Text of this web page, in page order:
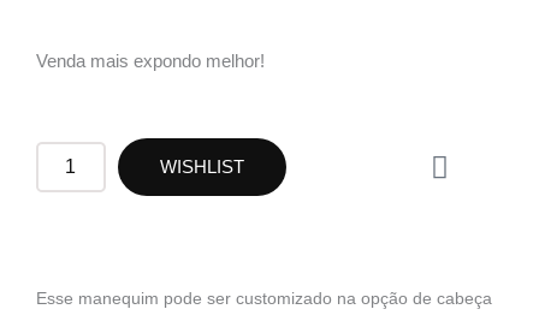
Venda mais expondo melhor!
RF19
quantidade
WISHLIST
W
h
a
Esse manequim pode ser customizado na opção de cabeça